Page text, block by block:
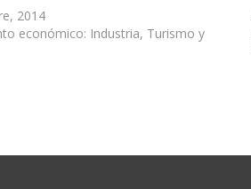
2014
económico: Industria, Turismo y